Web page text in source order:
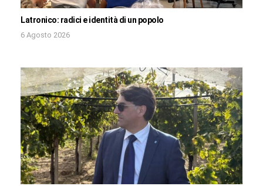
Latronico: radici e identità di un popolo
6 Agosto 2026